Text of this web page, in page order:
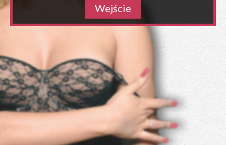
Wejście